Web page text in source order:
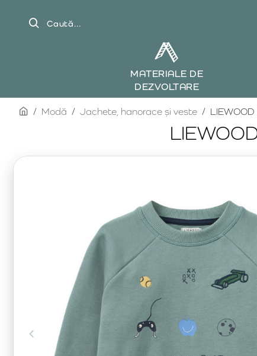
Caută...
MATERIALE DE
DEZVOLTARE
homeModă Jachete, hanorace și veste